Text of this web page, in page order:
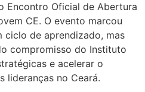
Encontro Oficial de Abertura
CE. O evento marcou
ciclo de aprendizado, mas
compromisso do Instituto
e acelerar o
lideranças no Ceará.